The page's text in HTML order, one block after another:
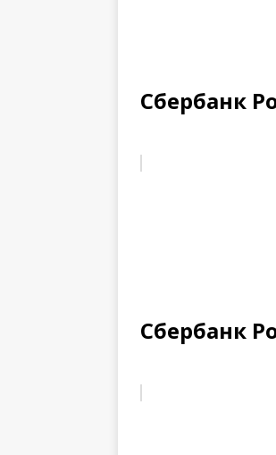
Сбербанк
Сбербанк